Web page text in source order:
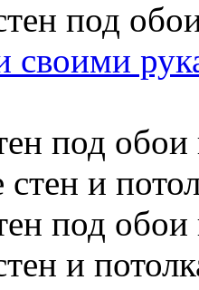
своими
под
и
под обои